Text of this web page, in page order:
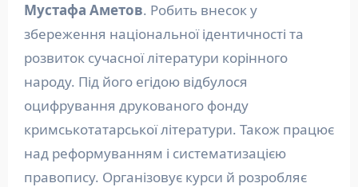
Мустафа Аметов. Робить внесок у
збереження національної ідентичності та
розвиток сучасної літератури корінного
народу. Під його егідою відбулося
оцифрування друкованого фонду
кримськотатарської літератури. Також працює
над реформуванням і систематизацією
правопису. Організовує курси й розробляє